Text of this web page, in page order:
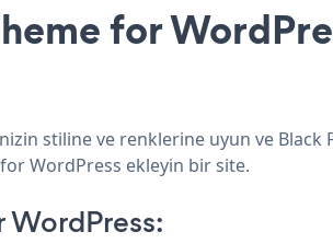
for
stiline ve renklerine uyun ve Black
WordPress ekleyin bir site.